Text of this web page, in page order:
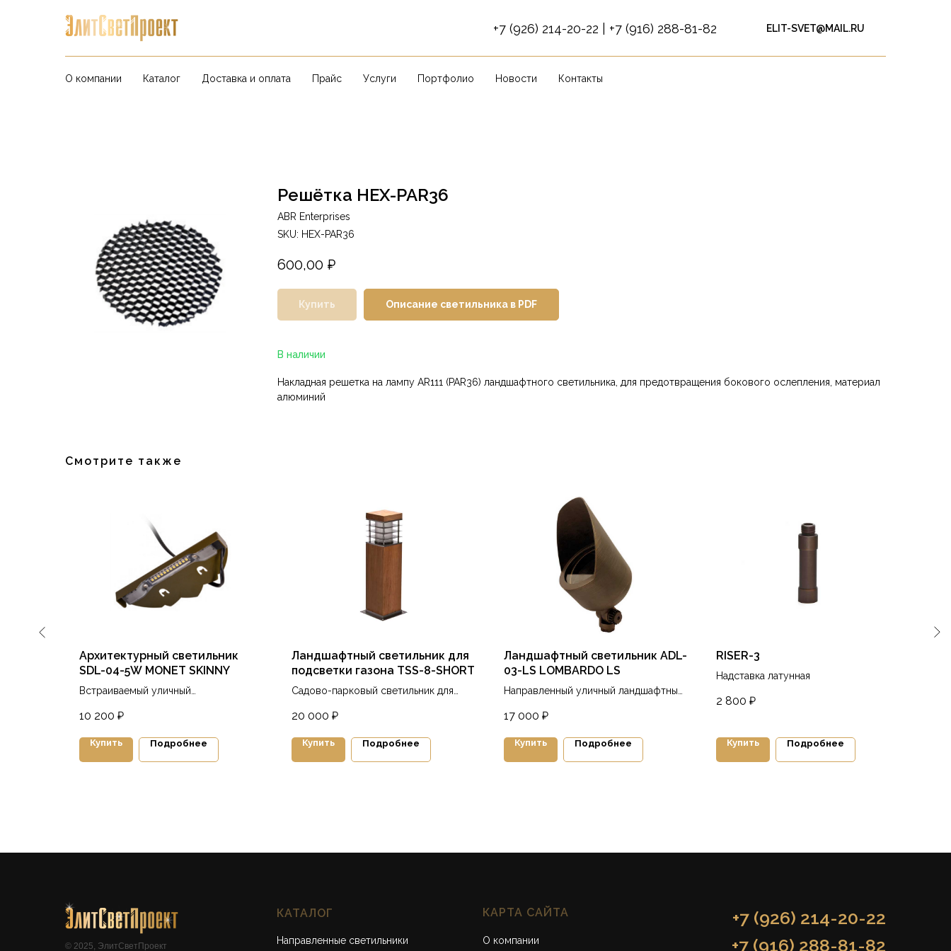
+7 (926) 214-20-22 +7 (916) 288-81-82 ELIT-SVET@MAIL.RU
О компании Каталог Доставка и оплата Прайс Услуги Портфолио Новости Контакты
Решётка HEX-PAR36
ABR Enterprises
SKU: HEX-PAR36
600,00 ₽
Купить Описание светильника в PDF
В наличии
Накладная решетка на лампу AR111 (PAR36) ландшафтного светильника, для предотвращения бокового ослепления, материал
алюминий
Смотрите также
Архитектурный светильник
SDL-04-5W MONET SKINNY
Встраиваемый уличный
подсветки поверхностей подпорных
стен
10 200 ₽
Купить Подробнее
Ландшафтный светильник для
подсветки газона TSS-8-SHORT
Садово-парковый светильник для
20 000 ₽
Купить Подробнее
Ландшафтный светильник ADL-
03-LS LOMBARDO LS
Направленный уличный ландшафтный
светильник
17 000 ₽
Купить Подробнее
RISER-3
Надставка латунная
2 800 ₽
Купить Подробнее
КАТАЛОГ КАРТА САЙТА
© 2025, ЭлитСветПроект
+7 (926) 214-20-22
+7 (916) 288-81-82
О компании
Направленные светильники